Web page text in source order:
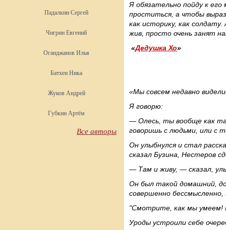
Падалкин Сергей
Чигрин Евгений
Оганджанов Илья
Батхен Ника
Жуков Андрей
Губкин Артём
Все авторы
Я обязательно пойду к
проститься, а чтобы
как историку, как
жив, просто очень занят
«Дедушка Хо»
«Мы совсем недавно
Я говорю:
— Олесь, ты вообще как
говоришь с людьми, или с
Он улыбнулся и стал
сказал Бузина, Нестеров
— Там и живу, — сказал,
Он был такой домашний,
совершенно
"Смотрите, как мы умеем!
Уроды устроили себе